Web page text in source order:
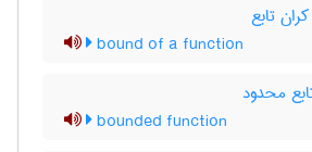
تابع
bound of a function
محدود
bounded function